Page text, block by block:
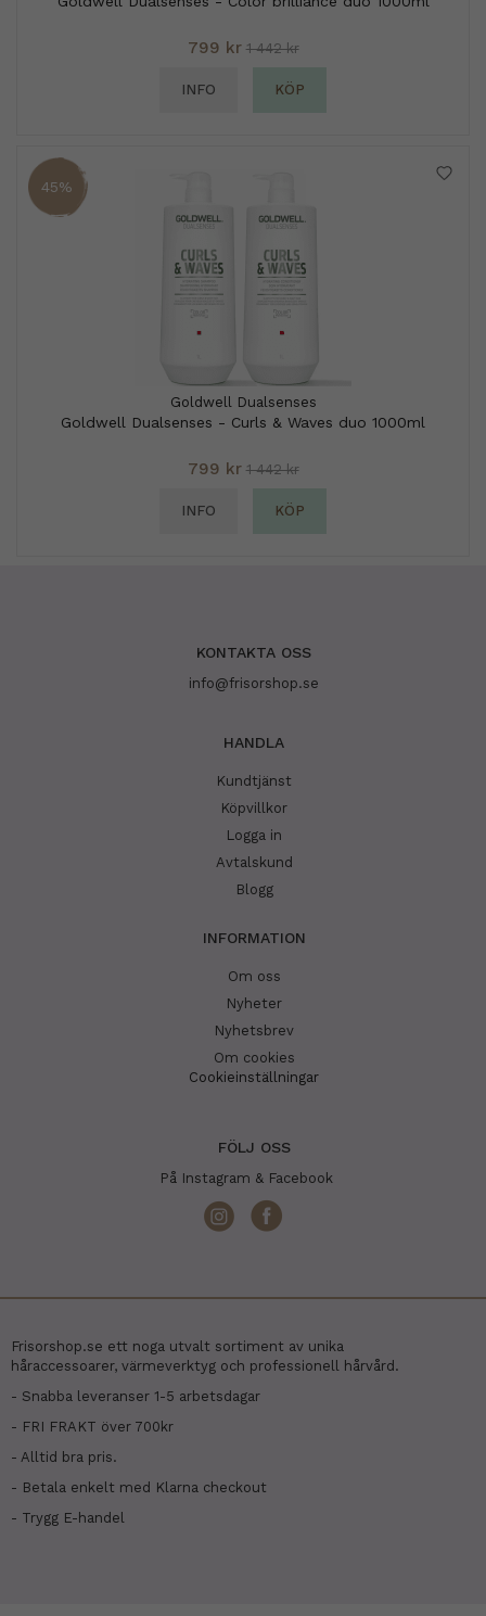
799 kr 1 442 kr
INFO KÖP
45%
Goldwell Dualsenses
Goldwell Dualsenses - Curls & Waves duo 1000ml
799 kr 1 442 kr
INFO KÖP
KONTAKTA OSS
info@frisorshop.se
HANDLA
Kundtjänst
Köpvillkor
Logga in
Avtalskund
Blogg
INFORMATION
Om oss
Nyheter
Nyhetsbrev
Om cookies
Cookieinställningar
FÖLJ OSS
På Instagram & Facebook
Frisorshop.se ett noga utvalt sortiment av unika
håraccessoarer, värmeverktyg och professionell hårvård.
- Snabba leveranser 1-5 arbetsdagar
- FRI FRAKT över 700kr
- Alltid bra pris.
- Betala enkelt med Klarna checkout
- Trygg E-handel